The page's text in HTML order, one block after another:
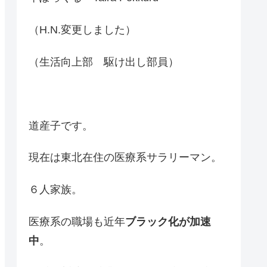
（H.N.変更しました）
（生活向上部 駆け出し部員）
道産子です。
現在は東北在住の医療系サラリーマン。
６人家族。
医療系の職場も近年ブラック化が加速
中。